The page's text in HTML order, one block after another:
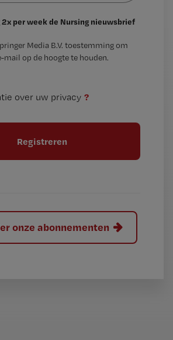
2x per week de Nursing nieuwsbrief
Media B.V. toestemming om
mail op de hoogte te houden.
over uw privacy ?
onze abonnementen